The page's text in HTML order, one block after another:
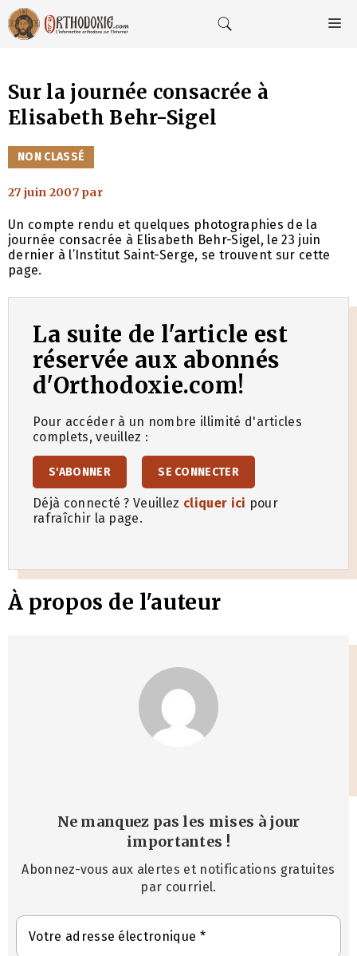
Aller
au
contenu
Sur la journée consacrée à
Elisabeth Behr-Sigel
CATÉGORIES
NON CLASSÉ
27 juin 2007 par
Un compte rendu et quelques photographies de la
journée consacrée à Elisabeth Behr-Sigel, le 23 juin
dernier à l’Institut Saint-Serge, se trouvent sur cette
page.
La suite de l'article est
réservée aux abonnés
d'Orthodoxie.com!
Pour accéder à un nombre illimité d'articles
complets, veuillez :
S'ABONNER SE CONNECTER
Déjà connecté ? Veuillez cliquer ici pour
rafraîchir la page.
À propos de l'auteur
Ne manquez pas les mises à jour
importantes !
Abonnez-vous aux alertes et notifications gratuites
par courriel.